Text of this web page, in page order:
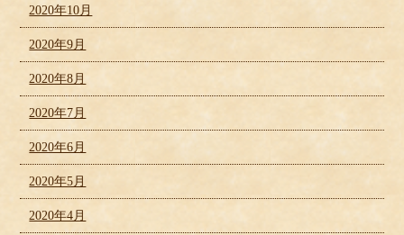
2020年10月
2020年9月
2020年8月
2020年7月
2020年6月
2020年5月
2020年4月